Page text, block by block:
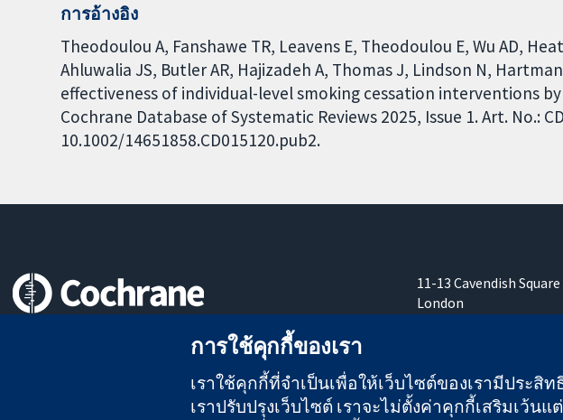
การอ้างอิง
Theodoulou A, Fanshawe TR, Leavens E, Theodoulou E, Wu AD,
Ahluwalia JS, Butler AR, Hajizadeh A, Thomas J, Lindson N,
effectiveness of individual-level smoking cessation interventions
Cochrane Database of Systematic Reviews 2025, Issue 1. Art. No.:
10.1002/14651858.CD015120.pub2.
11-13 Cavendish Square
London
การใช้คุกกี้ของเรา
เราใช้คุกกี้ที่จำเป็นเพื่อให้เว็บไซต์ของเรามีประสิ
เราปรับปรุงเว็บไซต์ เราจะไม่ตั้งค่าคุกกี้เสริมเว้